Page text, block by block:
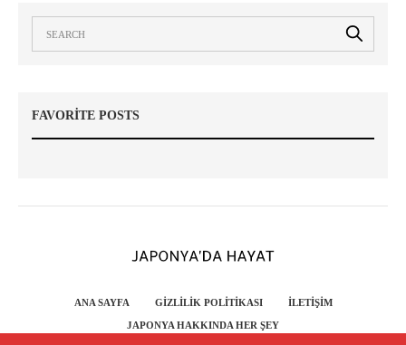
FAVORITE POSTS
ANA SAYFA GIZLILIK POLITIKASI İLETIŞIM
JAPONYA HAKKINDA HER ŞEY